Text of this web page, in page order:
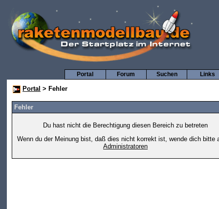
Links
Suchen
Forum
Portal
Portal > Fehler
Fehler
Du hast nicht die Berechtigung diesen Bereich zu betreten
Wenn du der Meinung bist, daß dies nicht korrekt ist, wende dich bitte
Administratoren